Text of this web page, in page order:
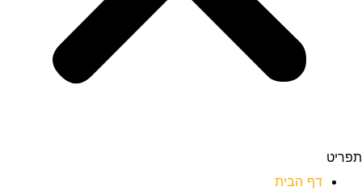
תפריט
דף הבית